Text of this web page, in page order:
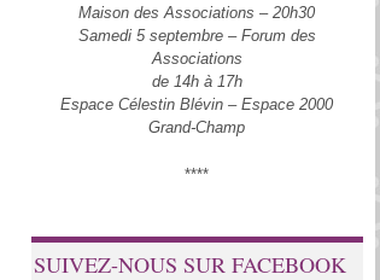
Maison des Associations – 20h30
Samedi 5 septembre – Forum des
Associations
de 14h à 17h
Espace Célestin Blévin – Espace 2000
Grand-Champ
****
SUIVEZ-NOUS SUR FACEBOOK